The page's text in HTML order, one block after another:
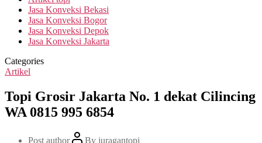
Jasa Konveksi Bekasi
Jasa Konveksi Bogor
Jasa Konveksi Depok
Jasa Konveksi Jakarta
Categories
Artikel
Topi Grosir Jakarta No. 1 dekat Cilincing
WA 0815 995 6854
Post author By juragantopi